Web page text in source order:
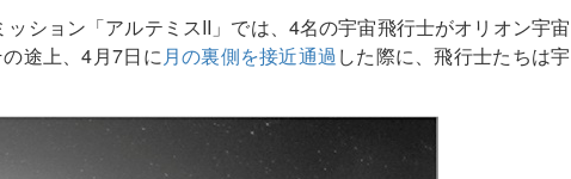
ション「アルテミスII」では、4名の宇宙飛行士がオリオン宇宙
途上、4月7日に月の裏側を接近通過 した際に、飛行士たちは宇